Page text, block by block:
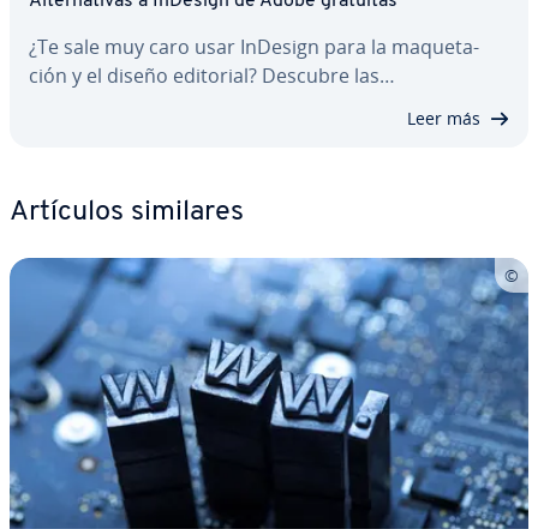
¿Te sale muy caro usar InDesign para la ma­que­ta­
ción y el diseño editorial? Descubre las…
Leer más
Artículos similares